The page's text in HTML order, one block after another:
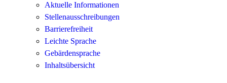
Aktuelle Informationen
Stellenausschreibungen
Barrierefreiheit
Leichte Sprache
Gebärdensprache
Inhaltsübersicht